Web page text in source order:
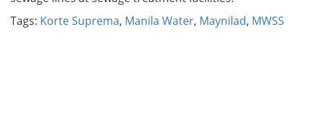
Tags: Korte Suprema, Manila Water, Maynilad, MWSS